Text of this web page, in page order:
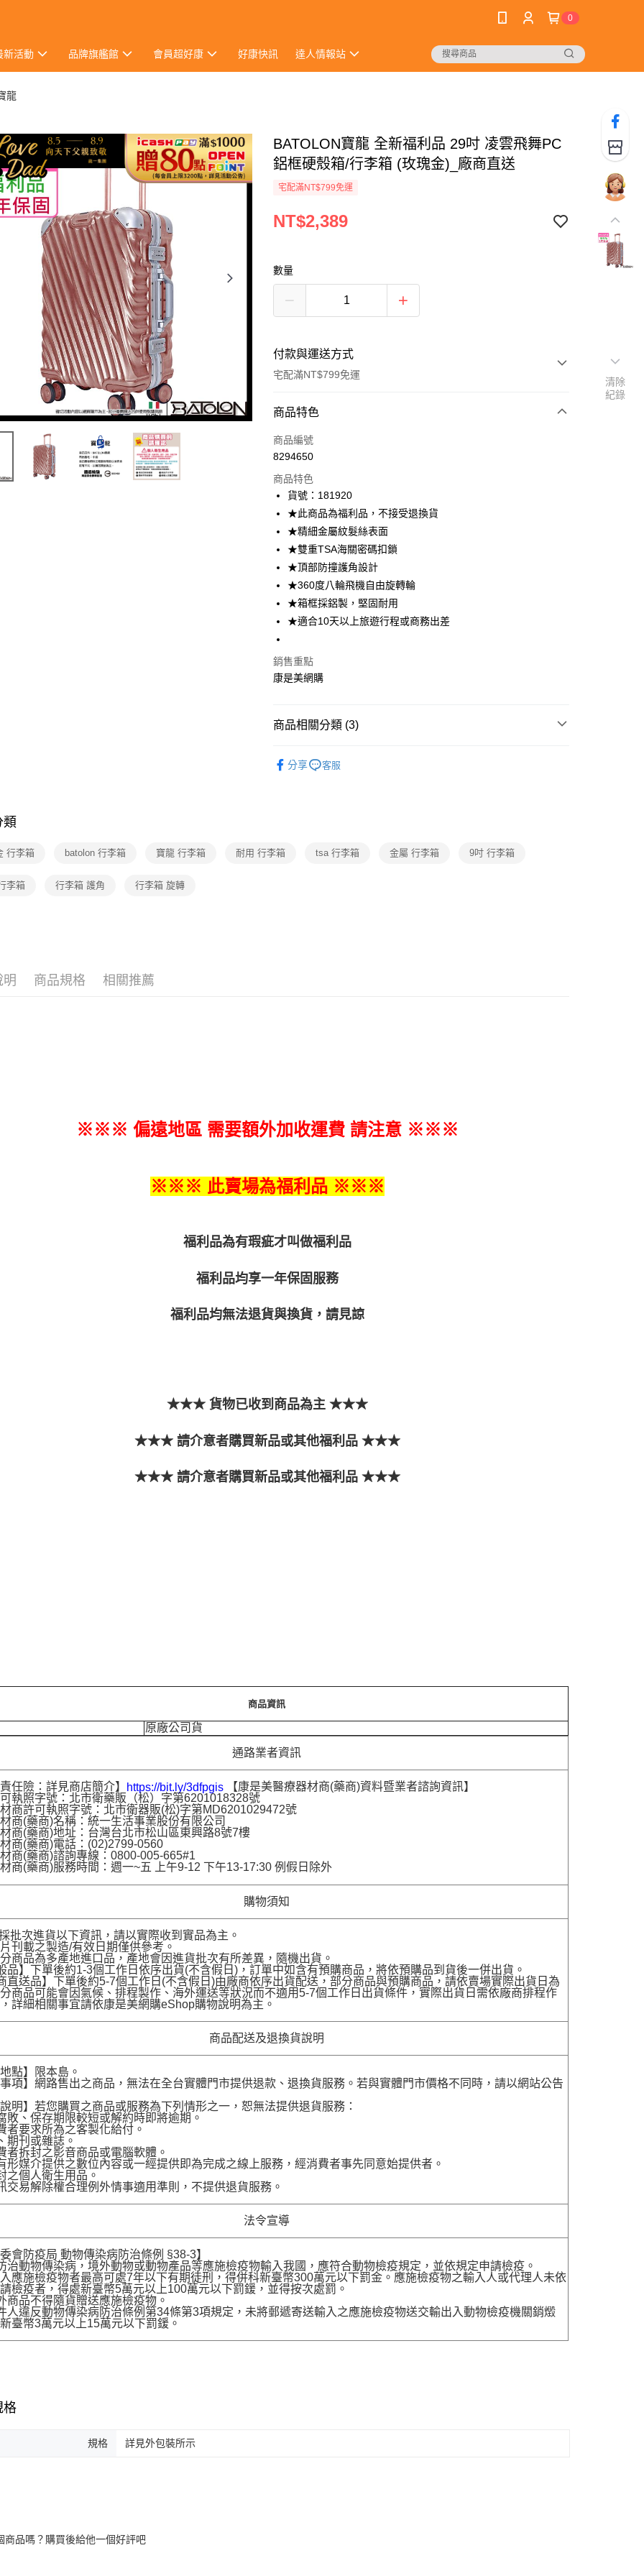
0
新活動 品牌旗艦館 會員超好康 好康快訊 達人情報站
龍
BATOLON寶龍 全新福利品 29吋 凌雲飛舞PC
鋁框硬殼箱/行李箱 (玫瑰金)_廠商直送
宅配滿NT$799免運
NT$2,389
數量
付款與運送方式
宅配滿NT$799免運
付款方式
icash Pay
數位禮券
LINE Pay
Apple Pay
街口支付
悠遊付
Google Pay
運送方式
每筆NT$100，滿NT$799(含以上)免運費
商品特色
商品編號
8294650
商品特色
貨號：181920
★此商品為福利品，不接受退換貨
★精細金屬紋髮絲表面
★雙重TSA海關密碼扣鎖
★頂部防撞護角設計
★360度八輪飛機自由旋轉輪
★箱框採鋁製，堅固耐用
★適合10天以上旅遊行程或商務出差
銷售重點
康是美網購
商品相關分類 (3)
分享 客服
類
行李箱 batolon 行李箱 寶龍 行李箱 耐用 行李箱 tsa 行李箱 金屬 行李箱 9吋 行李箱
李箱 行李箱 護角 行李箱 旋轉
明 商品規格 相關推薦
※※※ 偏遠地區 需要額外加收運費 請注意 ※※※
※※※ 此賣場為福利品 ※※※
福利品為有瑕疵才叫做福利品
福利品均享一年保固服務
福利品均無法退貨與換貨，請見諒
★★★ 貨物已收到商品為主 ★★★
★★★ 請介意者購買新品或其他福利品 ★★★
★★★ 請介意者購買新品或其他福利品 ★★★
商品資訊
原廠公司貨
通路業者資訊
任險：詳見商店簡介】 https://bit.ly/3dfpgis 【康是美醫療器材商(藥商)資料暨業者諮詢資訊】
執照字號：北市衛藥販（松）字第6201018328號
商許可執照字號：北市衛器販(松)字第MD6201029472號
商(藥商)名稱：統一生活事業股份有限公司
商(藥商)地址：台灣台北市松山區東興路8號7樓
商(藥商)電話：(02)2799-0560
商(藥商)諮詢專線：0800-005-665#1
商(藥商)服務時間：週一~五 上午9-12 下午13-17:30 例假日除外
購物須知
批次進貨以下資訊，請以實際收到實品為主。
刊載之製造/有效日期僅供參考。
商品為多產地進口品，產地會因進貨批次有所差異，隨機出貨。
品】下單後約1-3個工作日依序出貨(不含假日)，訂單中如含有預購商品，將依預購品到貨後一併出貨。
直送品】下單後約5-7個工作日(不含假日)由廠商依序出貨配送，部分商品與預購商品，請依賣場實際出貨日為
商品可能會因氣候、排程製作、海外運送等狀況而不適用5-7個工作日出貨條件，實際出貨日需依廠商排程作
詳細相關事宜請依康是美網購eShop購物說明為主。
商品配送及退換貨說明
點】限本島。
項】網路售出之商品，無法在全台實體門市提供退款、退換貨服務。若與實體門市價格不同時，請以網站公告
明】若您購買之商品或服務為下列情形之一，恕無法提供退貨服務：
敗、保存期限較短或解約時即將逾期。
者要求所為之客製化給付。
期刊或雜誌。
者拆封之影音商品或電腦軟體。
形媒介提供之數位內容或一經提供即為完成之線上服務，經消費者事先同意始提供者。
之個人衛生用品。
交易解除權合理例外情事適用準則，不提供退貨服務。
法令宣導
會防疫局 動物傳染病防治條例 §38-3】
治動物傳染病，境外動物或動物產品等應施檢疫物輸入我國，應符合動物檢疫規定，並依規定申請檢疫。
應施檢疫物者最高可處7年以下有期徒刑，得併科新臺幣300萬元以下罰金。應施檢疫物之輸入人或代理人未依
檢疫者，得處新臺幣5萬元以上100萬元以下罰鍰，並得按次處罰。
商品不得隨貨贈送應施檢疫物。
人違反動物傳染病防治條例第34條第3項規定，未將郵遞寄送輸入之應施檢疫物送交輸出入動物檢疫機關銷燬
臺幣3萬元以上15萬元以下罰鍰。
格
規格 詳見外包裝所示
商品嗎？購買後給他一個好評吧
清除
紀錄